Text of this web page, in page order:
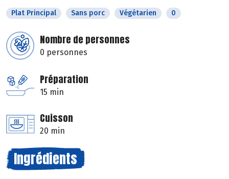
Plat Principal Sans porc Végétarien 0
Nombre de personnes
0 personnes
Préparation
15 min
Cuisson
20 min
Ingrédients